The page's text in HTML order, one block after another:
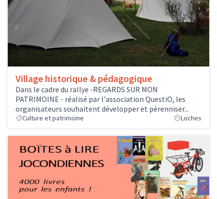
Village historique & pédagogique
Dans le cadre du rallye -REGARDS SUR MON
PATRIMOINE - réalisé par l'association QuestiO, les
organisateurs souhaitent développer et pérenniser...
Culture et patrimoine Loches